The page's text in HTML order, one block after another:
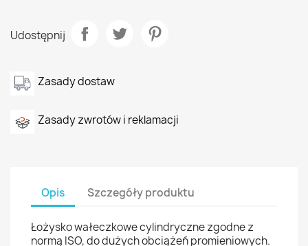
Udostępnij
Zasady dostaw
Zasady zwrotów i reklamacji
Opis Szczegóły produktu
Łożysko wałeczkowe cylindryczne zgodne z
normą ISO, do dużych obciążeń promieniowych.